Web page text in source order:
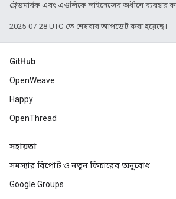
ট্রেডমার্রক এবং এগুলিকে লাইসেন্সের অধীনে ব্যবহার
2025-07-28 UTC-তে শেষবার আপডেট করা হয়েছে।
GitHub
OpenWeave
Happy
OpenThread
সহায়তা
সমস্যার রিপোর্ট ও নতুন ফিচারের অনুরোধ
Google Groups